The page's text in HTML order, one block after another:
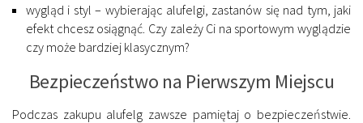
wygląd i styl – wybierając alufelgi, zastanów się nad tym, jaki
efekt chcesz osiągnąć. Czy zależy Ci na sportowym wyglądzie
czy może bardziej klasycznym?
Bezpieczeństwo na Pierwszym Miejscu
Podczas zakupu alufelg zawsze pamiętaj o bezpieczeństwie.